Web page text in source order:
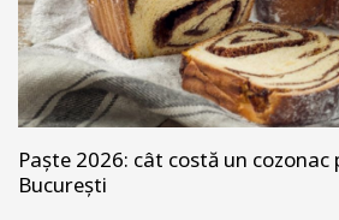
Paște 2026: cât costă un
București